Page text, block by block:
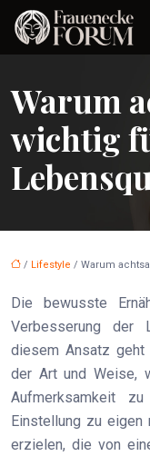
Warum
wichtig
/ Lifestyle / Warum
Die bewusste
Verbesserung der
diesem Ansatz
der Art und Weise,
Aufmerksamkeit
Einstellung zu eigen
erzielen, die von